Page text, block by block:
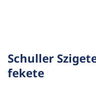
Schuller
fekete